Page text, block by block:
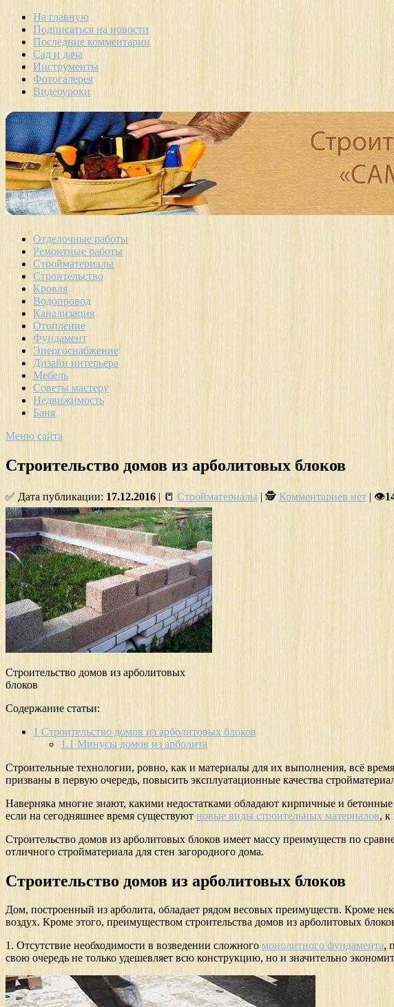
На главную
Подписаться на новости
Последние комментарии
Сад и дача
Инструменты
Фотогалерея
Видеоуроки
Отделочные работы
Ремонтные работы
Стройматериалы
Строительство
Кровля
Водопровод
Канализация
Отопление
Фундамент
Энергоснабжение
Дизайн интерьера
Мебель
Советы мастеру
Недвижимость
Баня
Меню сайта
Строительство домов из арболитовых блоков
✅ Дата публикации: 17.12.2016 | 📒 Стройматериалы | 🕵 Комментариев нет | 👁
Строительство домов из арболитовых
блоков
Содержание статьи:
1 Строительство домов из арболитовых блоков
1.1 Минусы домов из арболита
Строительные технологии, ровно, как и материалы для их выполнения, всё
призваны в первую очередь, повысить эксплуатационные качества
Наверняка многие знают, какими недостатками обладают кирпичные и
если на сегодняшнее время существуют новые виды строительных материалов, к
Строительство домов из арболитовых блоков имеет массу преимуществ по
отличного стройматериала для стен загородного дома.
Строительство домов из арболитовых блоков
Дом, построенный из арболита, обладает рядом весовых преимуществ. Кроме
воздух. Кроме этого, преимуществом строительства домов из арболитовых
1. Отсутствие необходимости в возведении сложного монолитного фундамента,
свою очередь не только удешевляет всю конструкцию, но и значительно